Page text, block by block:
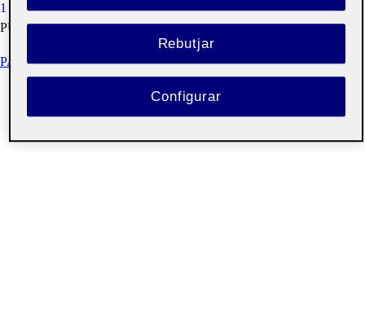
1 ABRIL, 2021 GERARD CARRERAS CATALA VISIBILITAT:
PÚBLIC
PAC2 - CONCEPTUALITZACIÓ I ESTRATÈGIA
Rebutjar
Configurar